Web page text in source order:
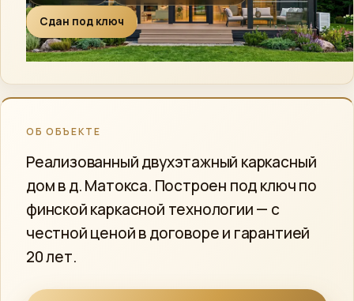
Сдан под ключ
ОБ ОБЪЕКТЕ
Реализованный двухэтажный каркасный
дом в д. Матокса. Построен под ключ по
финской каркасной технологии — с
честной ценой в договоре и гарантией
20 лет.
Instagram
Директ ›
›
ПН–ПТ 09:00–18:00 ›